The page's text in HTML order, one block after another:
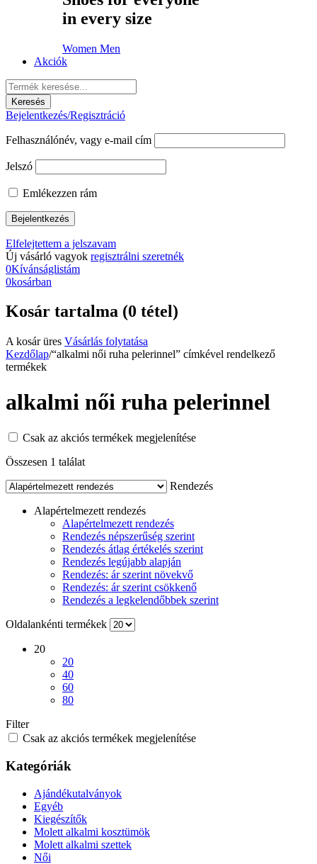
in every size
Women Men
Akciók
Bejelentkezés/Regisztráció
Felhasználónév, vagy e-mail cím
Jelszó
Emlékezzen rám
Elfelejtettem a jelszavam
Új vásárló vagyok regisztrálni szeretnék
0Kívánságlistám
0kosárban
Kosár tartalma (0 tétel)
A kosár üres Vásárlás folytatása
Kezdőlap/“alkalmi női ruha pelerinnel” címkével rendelkező
termékek
alkalmi női ruha pelerinnel
Csak az akciós termékek megjelenítése
Összesen 1 találat
Rendezés
Alapértelmezett rendezés
Alapértelmezett rendezés
Rendezés népszerűség szerint
Rendezés átlag értékelés szerint
Rendezés legújabb alapján
Rendezés: ár szerint növekvő
Rendezés: ár szerint csökkenő
Rendezés a legkelendőbbek szerint
Oldalankénti termékek
20
20
40
60
80
Filter
Csak az akciós termékek megjelenítése
Kategóriák
Ajándékutalványok
Egyéb
Kiegészítők
Molett alkalmi kosztümök
Molett alkalmi szettek
Női